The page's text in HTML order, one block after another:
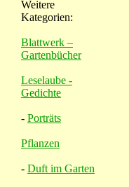
Weitere
Kategorien:
Blattwerk –
Gartenbücher
Leselaube -
Gedichte
- Porträts
Pflanzen
- Duft im Garten